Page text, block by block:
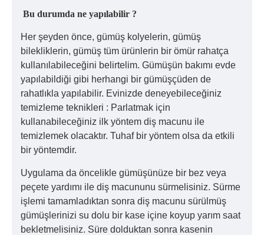
Bu durumda ne yapılabilir ?
Her şeyden önce, gümüş kolyelerin, gümüş
bilekliklerin, gümüş tüm ürünlerin bir ömür rahatça
kullanılabileceğini belirtelim. Gümüşün bakımı evde
yapılabildiği gibi herhangi bir gümüşçüden de
rahatlıkla yapılabilir. Evinizde deneyebileceğiniz
temizleme teknikleri : Parlatmak için
kullanabileceğiniz ilk yöntem diş macunu ile
temizlemek olacaktır. Tuhaf bir yöntem olsa da etkili
bir yöntemdir.
Uygulama da öncelikle gümüşünüze bir bez veya
peçete yardımı ile diş macununu sürmelisiniz. Sürme
işlemi tamamladıktan sonra diş macunu sürülmüş
gümüşlerinizi su dolu bir kase içine koyup yarım saat
bekletmelisiniz. Süre dolduktan sonra kasenin